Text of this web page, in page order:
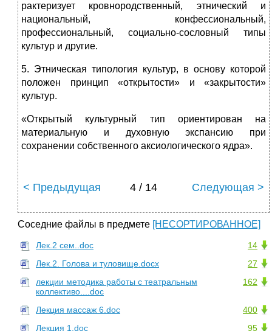
рактеризует кровнородственный, этнический и
национальный, конфессиональный,
профессиональный, социально-сословный типы
культур и другие.
5. Этническая типология культур, в основу которой
положен принцип «открытости» и «закрытости»
культур.
«Открытый куль­турный тип ориентирован на
материальную и духовную экспансию при
сохранении собственного аксиологического ядра».
< Предыдущая 4 / 14 Следующая >
Соседние файлы в предмете [НЕСОРТИРОВАННОЕ]
14
Лек.2 сем..doc
27
Лек.2. Голова и туловище.docx
162
лекции методика работы с театральным
коллективо....doc
400
Лекция массаж 6.doc
95
Лекция 1.doc